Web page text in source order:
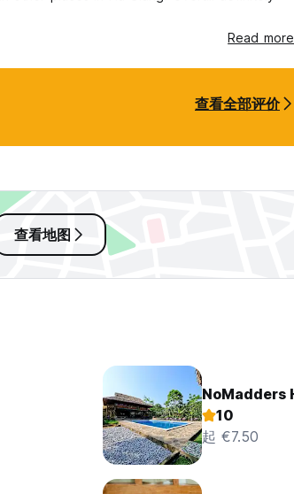
Read more
查看全部评价
查看地图
NoMadders
10
起 €7.50